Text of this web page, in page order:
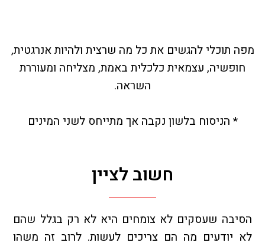
מפה תוכלי להגשים את כל מה שרצית ולהיות אנרגטית,
חופשיה, עצמאית כלכלית באמת, מצליחה ומעוררת
השראה.
* הניסוח בלשון נקבה אך מתייחס לשני המינים
חשוב לציין
הסיבה שעסקים לא צומחים היא לא רק בגלל שהם
לא יודעים מה הם צריכים לעשות. לרוב זה משהו